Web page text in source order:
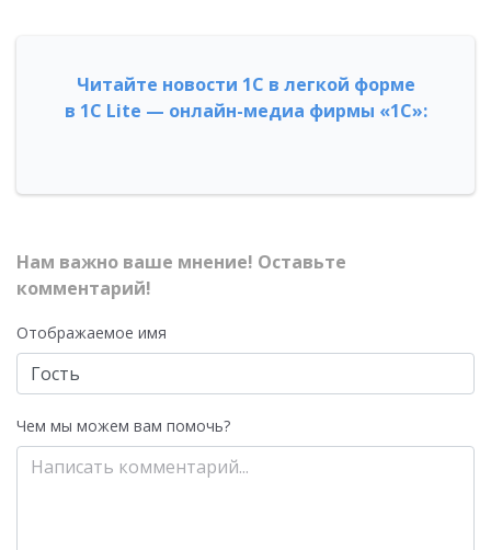
Читайте новости 1С в легкой форме
в 1С Lite — онлайн-медиа фирмы «1С»:
Нам важно ваше мнение! Оставьте
комментарий!
Отображаемое имя
Чем мы можем вам помочь?